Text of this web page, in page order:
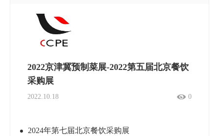
2022京津冀预制菜展-2022第五届北京餐饮
采购展
2022.10.18 0
2024年第七届北京餐饮采购展